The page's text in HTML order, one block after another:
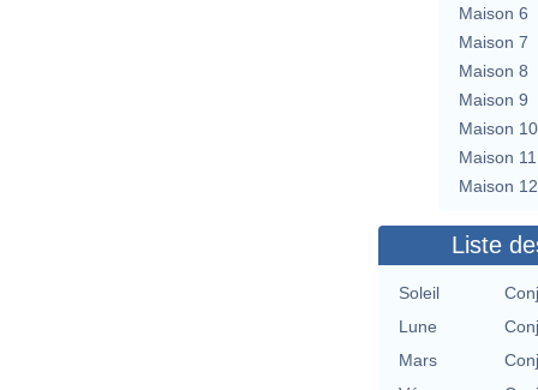
Maison 6
Maison 7
Maison 8
Maison 9
Maison 10
Maison 11
Maison 12
Liste
Soleil
Lune
Mars